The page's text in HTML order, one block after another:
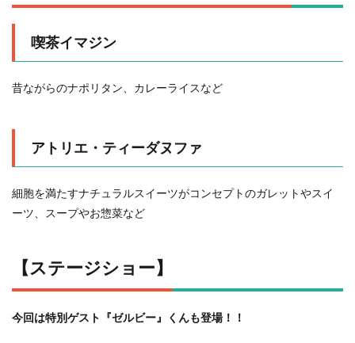
喫茶イマジン
昔ながらのナポリタン、カレーライスなど
アトリエ・ティーダヌファ
細胞を満たすナチュラルスイーツがコンセプトのガレットやスイ
ーツ、スープやお惣菜など
【ステージショー】
今回は特別ゲスト『ゼルビー』くんも登場！！